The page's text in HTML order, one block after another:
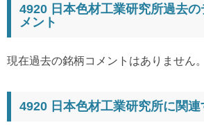
4920 日本色材工業研究所過去の
メント
現在過去の銘柄コメントはありません。
4920 日本色材工業研究所に関連